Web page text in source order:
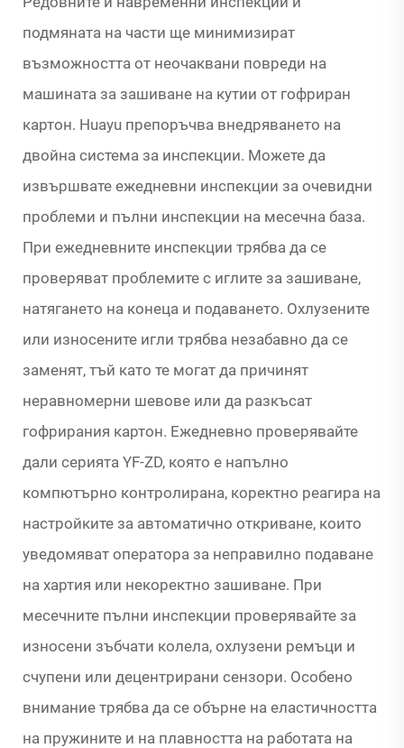
подмяната на части ще минимизират
възможността от неочаквани повреди на
машината за зашиване на кутии от гофриран
картон. Huayu препоръчва внедряването на
двойна система за инспекции. Можете да
извършвате ежедневни инспекции за очевидни
проблеми и пълни инспекции на месечна база.
При ежедневните инспекции трябва да се
проверяват проблемите с иглите за зашиване,
натягането на конеца и подаването. Охлузените
или износените игли трябва незабавно да се
заменят, тъй като те могат да причинят
неравномерни шевове или да разкъсат
гофрирания картон. Ежедневно проверявайте
дали серията YF-ZD, която е напълно
компютърно контролирана, коректно реагира на
настройките за автоматично откриване, които
уведомяват оператора за неправилно подаване
на хартия или некоректно зашиване. При
месечните пълни инспекции проверявайте за
износени зъбчати колела, охлузени ремъци и
счупени или децентрирани сензори. Особено
внимание трябва да се обърне на еластичността
на пружините и на плавността на работата на